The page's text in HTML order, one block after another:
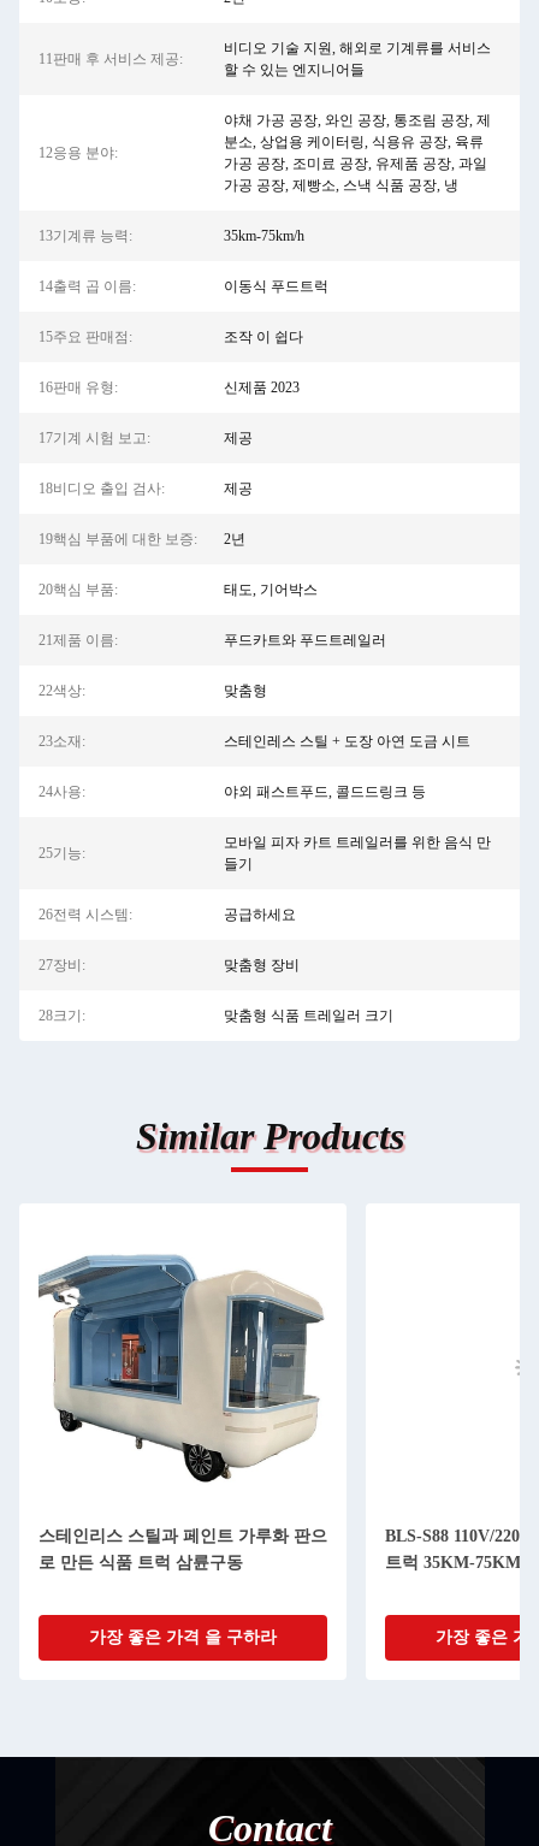
11판매 후 서비스 제공:
비디오 기술 지원, 해외로 기계류를 서비스
할 수 있는 엔지니어들
12응용 분야:
야채 가공 공장, 와인 공장, 통조림 공장, 제
분소, 상업용 케이터링, 식용유 공장, 육류
가공 공장, 조미료 공장, 유제품 공장, 과일
가공 공장, 제빵소, 스낵 식품 공장, 냉
13기계류 능력: 35km-75km/h
14출력 곱 이름: 이동식 푸드트럭
15주요 판매점: 조작 이 쉽다
16판매 유형: 신제품 2023
17기계 시험 보고: 제공
18비디오 출입 검사: 제공
19핵심 부품에 대한 보증: 2년
20핵심 부품: 태도, 기어박스
21제품 이름: 푸드카트와 푸드트레일러
22색상: 맞춤형
23소재: 스테인레스 스틸 + 도장 아연 도금 시트
24사용: 야외 패스트푸드, 콜드드링크 등
25기능:
모바일 피자 카트 트레일러를 위한 음식 만
들기
26전력 시스템: 공급하세요
27장비: 맞춤형 장비
28크기: 맞춤형 식품 트레일러 크기
Similar Products
스테인리스 스틸과 페인트 가루화 판으
로 만든 식품 트럭 삼륜구동
가장 좋은 가격 을 구하라
BLS-S88 110V/
트럭 35KM-75KM/H
가장 좋은 가
Contact